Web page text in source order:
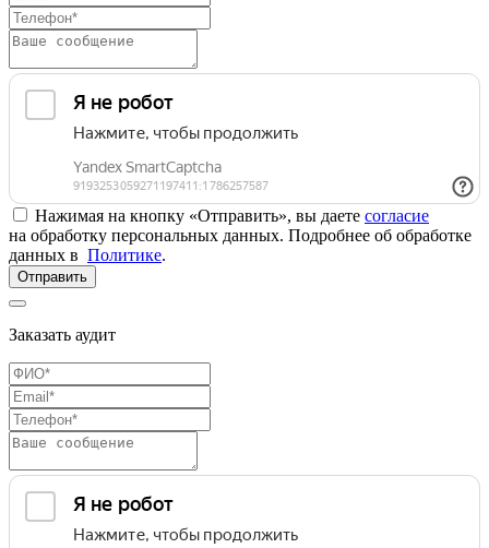
Нажимая на кнопку «Отправить», вы даете согласие
на обработку персональных данных. Подробнее об обработке
данных в Политике.
Отправить
Заказать аудит